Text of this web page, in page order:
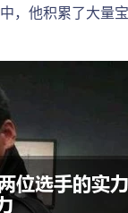
，他积累了大量